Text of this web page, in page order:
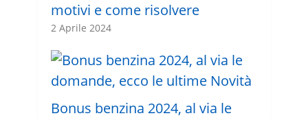
motivi e come risolvere
2 Aprile 2024
Bonus benzina 2024, al via le